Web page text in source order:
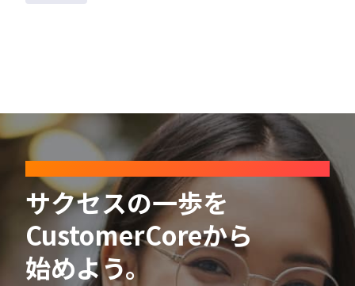
サクセスの一歩を
CustomerCoreから
始めよう。